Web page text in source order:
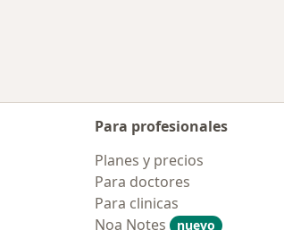
Para profesionales
Planes y precios
Para doctores
Para clinicas
Noa Notes
nuevo